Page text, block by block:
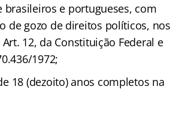
brasileiros e portugueses, com
de gozo de direitos políticos, nos
12, da Constituição Federal e
1972;
18 (dezoito) anos completos na